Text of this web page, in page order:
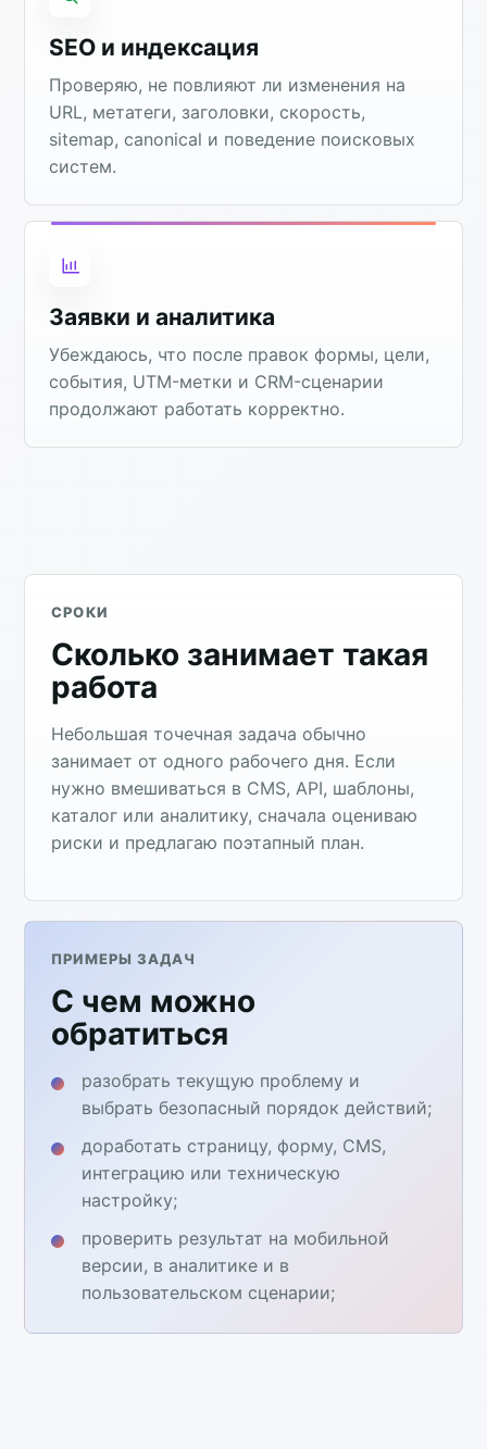
SEO и индексация
Проверяю, не повлияют ли изменения на
URL, метатеги, заголовки, скорость,
sitemap, canonical и поведение поисковых
систем.
Заявки и аналитика
Убеждаюсь, что после правок формы, цели,
события, UTM-метки и CRM-сценарии
продолжают работать корректно.
СРОКИ
Сколько занимает такая
работа
Небольшая точечная задача обычно
занимает от одного рабочего дня. Если
нужно вмешиваться в CMS, API, шаблоны,
каталог или аналитику, сначала оцениваю
риски и предлагаю поэтапный план.
ПРИМЕРЫ ЗАДАЧ
С чем можно
обратиться
разобрать текущую проблему и
выбрать безопасный порядок действий;
доработать страницу, форму, CMS,
интеграцию или техническую
настройку;
проверить результат на мобильной
версии, в аналитике и в
пользовательском сценарии;